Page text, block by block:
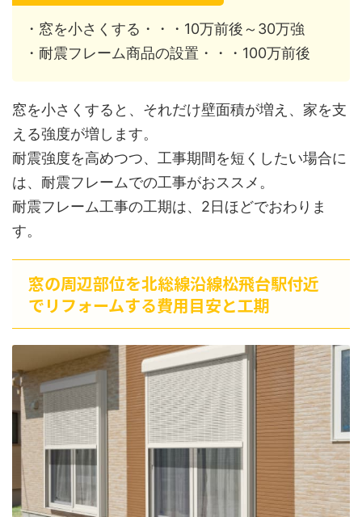
・窓を小さくする・・・10万前後～30万強
・耐震フレーム商品の設置・・・100万前後
窓を小さくすると、それだけ壁面積が増え、家を支
える強度が増します。
耐震強度を高めつつ、工事期間を短くしたい場合に
は、耐震フレームでの工事がおススメ。
耐震フレーム工事の工期は、2日ほどでおわりま
す。
窓の周辺部位を北総線沿線松飛台駅付近
でリフォームする費用目安と工期